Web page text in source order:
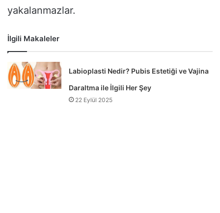
yakalanmazlar.
İlgili Makaleler
Labioplasti Nedir? Pubis Estetiği ve Vajina
Daraltma ile İlgili Her Şey
22 Eylül 2025